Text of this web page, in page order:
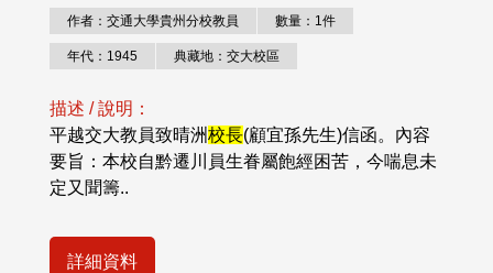
作者：交通大學貴州分校教員 數量：1件
年代：1945 典藏地：交大校區
描述 / 說明：
平越交大教員致晴洲校長(顧宜孫先生)信函。內容
要旨：本校自黔遷川員生眷屬飽經困苦，今喘息未
定又聞籌..
詳細資料